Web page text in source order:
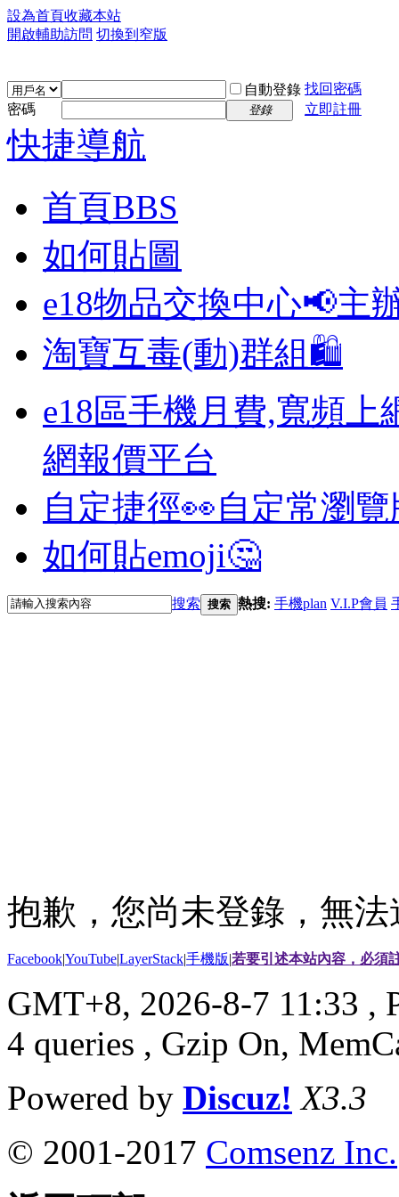
設為首頁收藏本站
開啟輔助訪問 切換到窄版
自動登錄 找回密碼
密碼
登錄 立即註冊
快捷導航
首頁BBS
如何貼圖
e18物品交換中心📢主
淘寶互毒(動)群組🛍️
e18區手機月費,寬頻上
網報價平台
自定捷徑👀自定常瀏
如何貼emoji🤔
搜索 搜索 熱搜: 手機plan V.I.P會員
抱歉，您尚未登錄，無
Facebook|YouTube|LayerStack|手機版|若要引述本站內容，必須
GMT+8, 2026-8-7 11:33 ,
4 queries , Gzip On,
Powered by Discuz! X3.3
© 2001-2017 Comsenz Inc.